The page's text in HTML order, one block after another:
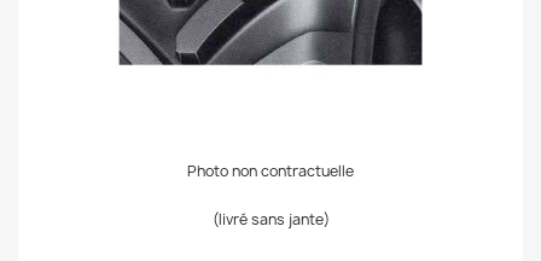
Photo non contractuelle
(livré sans jante)